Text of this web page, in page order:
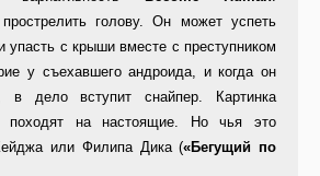
голову. Он может успеть
упасть с крыши вместе с преступником
у съехавшего андроида, и когда он
в дело вступит снайпер. Картинка
походят на настоящие. Но чья это
или Филипа Дика («Бегущий по